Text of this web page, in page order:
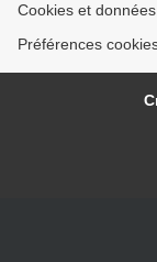
Cookies et
Préférences